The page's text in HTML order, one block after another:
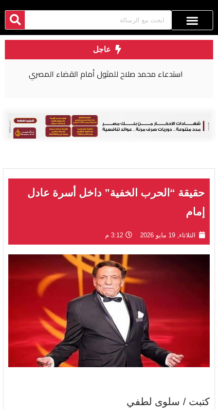
عاجل
استدعاء محمد صلاح للمثول أمام القضاء المصري
حقيقة “الحرب الخفية” داخل أسرة عادل
إمام
الثلاثاء, 19 مايو 2026 3:12 م
كتبت / سلوى لطفي